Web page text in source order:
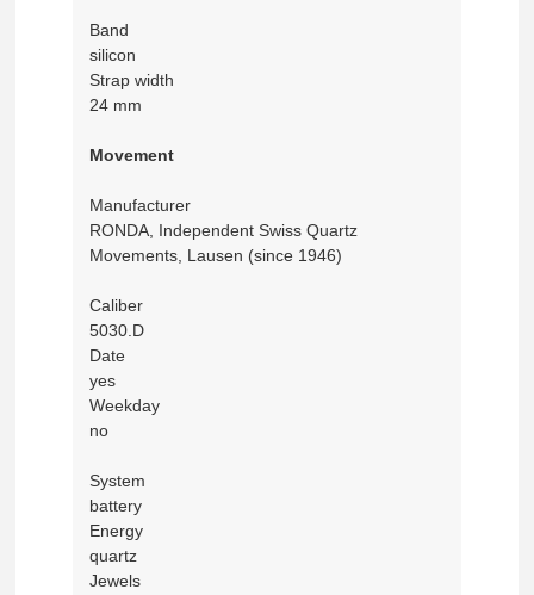
Band
silicon
Strap width
24 mm
Movement
Manufacturer
RONDA, Independent Swiss Quartz
Movements, Lausen (since 1946)
Caliber
5030.D
Date
yes
Weekday
no
System
battery
Energy
quartz
Jewels